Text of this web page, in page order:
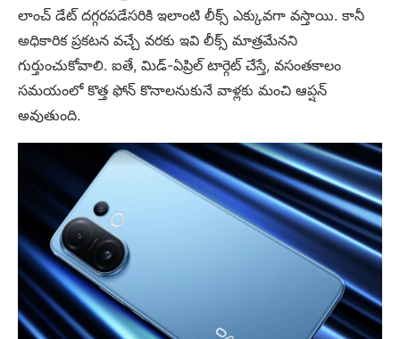
లాంచ్ డేట్ దగ్గరపడేసరికి ఇలాంటి లీక్స్ ఎక్కువగా వస్తాయి. కానీ
అధికారిక ప్రకటన వచ్చే వరకు ఇవి లీక్స్ మాత్రమేనని
గుర్తుంచుకోవాలి. ఐతే, మిడ్-ఏప్రిల్ టార్గెట్ చేస్తే, వసంతకాలం
సమయంలో కొత్త ఫోన్ కొనాలనుకునే వాళ్లకు మంచి ఆప్షన్
అవుతుంది.